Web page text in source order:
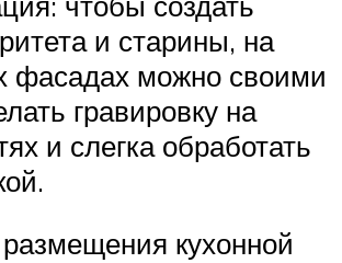
и старины, на
фасадах можно своими
гравировку на
и слегка обработать
кухонной